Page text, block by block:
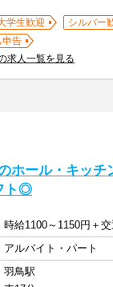
学生歓迎 シルバー
申告
求人一覧を見る
ホール・キッ
ト◎
時給1100～1150円＋
アルバイト・パート
羽鳥駅